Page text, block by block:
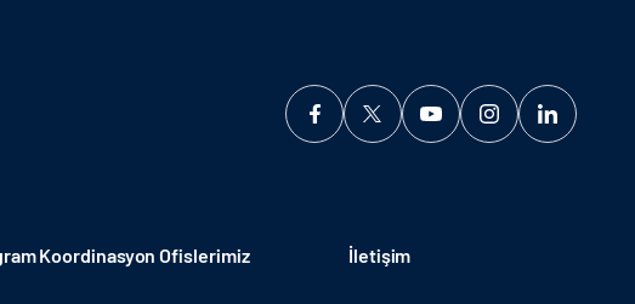
Koordinasyon Ofislerimiz İletişim